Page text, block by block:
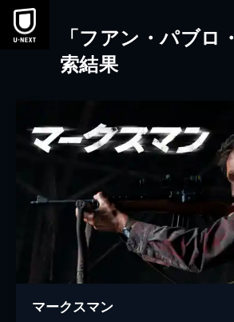
本文へスキップ
「フアン・パブロ
索結果
マークスマン